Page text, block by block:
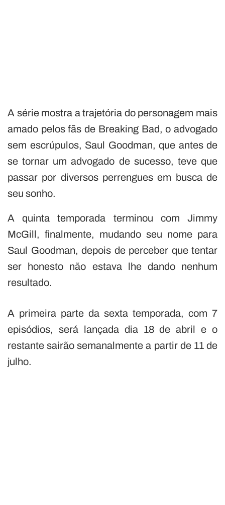
A série mostra a trajetória do personagem mais
amado pelos fãs de Breaking Bad, o advogado
sem escrúpulos, Saul Goodman, que antes de
se tornar um advogado de sucesso, teve que
passar por diversos perrengues em busca de
seu sonho.
A quinta temporada terminou com Jimmy
McGill, finalmente, mudando seu nome para
Saul Goodman, depois de perceber que tentar
ser honesto não estava lhe dando nenhum
resultado.
A primeira parte da sexta temporada, com 7
episódios, será lançada dia 18 de abril e o
restante sairão semanalmente a partir de 11 de
julho.